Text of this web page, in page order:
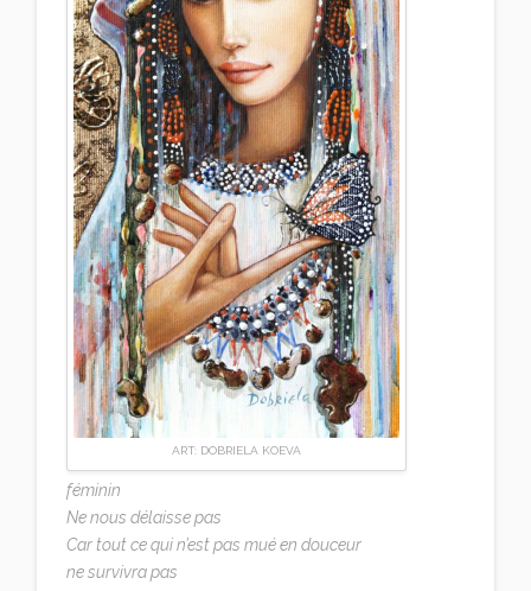
ART: DOBRIELA KOEVA
féminin
Ne nous délaisse pas
Car tout ce qui n’est pas mué en douceur
ne survivra pas